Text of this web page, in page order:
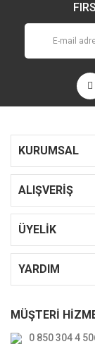
KURUMSAL
ALIŞVERİŞ
ÜYELİK
YARDIM
MÜŞTERİ
0 850 304 4